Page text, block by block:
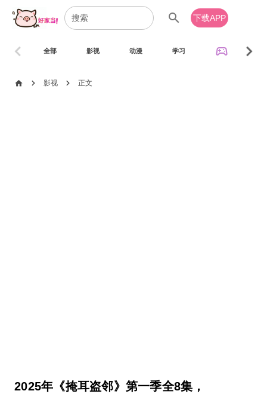
search 下载APP
全部 影视 动漫 学习 sports_esports
chevron_left chevron_right
home chevron_right 影视 chevron_right 正文
2025年《掩耳盗邻》第一季全8集，